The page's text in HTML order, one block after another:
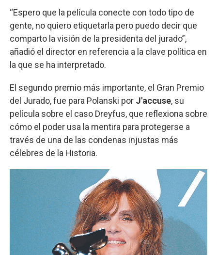
“Espero que la película conecte con todo tipo de
gente, no quiero etiquetarla pero puedo decir que
comparto la visión de la presidenta del jurado”,
añadió el director en referencia a la clave política en
la que se ha interpretado.
El segundo premio más importante, el Gran Premio
del Jurado, fue para Polanski por J'accuse, su
película sobre el caso Dreyfus, que reflexiona sobre
cómo el poder usa la mentira para protegerse a
través de una de las condenas injustas más
célebres de la Historia.